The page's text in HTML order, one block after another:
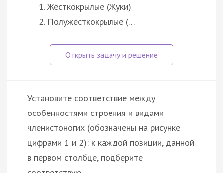
Жёсткокрылые (Жуки)
Полужёсткокрылые (…
Установите соответствие между
особенностями строения и видами
членистоногих (обозначены на рисунке
цифрами 1 и 2): к каждой позиции, данной
в первом столбце, подберите